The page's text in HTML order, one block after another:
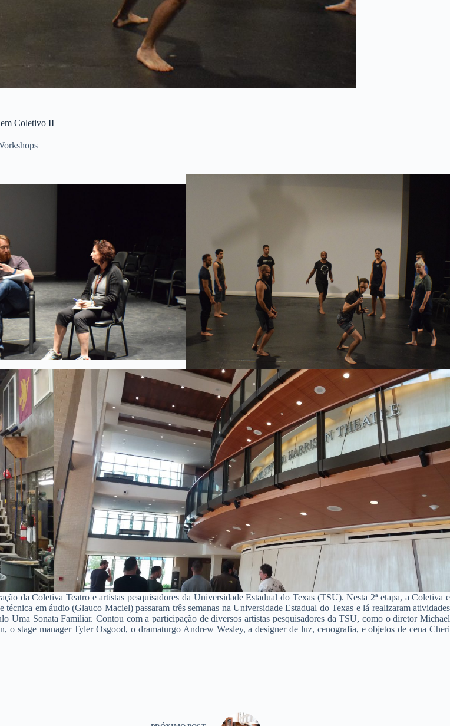
Coletivo II
da Coletiva Teatro e artistas pesquisadores da Universidade Estadual do Texas (TSU). Nesta 2ª etapa, a Coletiva e
em áudio (Glauco Maciel) passaram três semanas na Universidade Estadual do Texas e lá realizaram atividades
Uma Sonata Familiar. Contou com a participação de diversos artistas pesquisadores da TSU, como o diretor Michael
stage manager Tyler Osgood, o dramaturgo Andrew Wesley, a designer de luz, cenografia, e objetos de cena Cheri